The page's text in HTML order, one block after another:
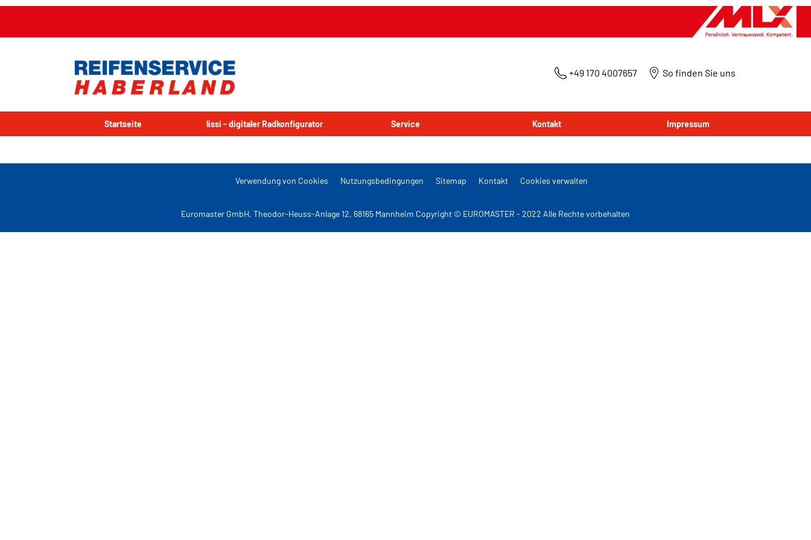
+49 170 4007657 So finden Sie uns
Startseite lissi - digitaler Radkonfigurator Service Kontakt Impressum
Verwendung von Cookies Nutzungsbedingungen Sitemap Kontakt Cookies verwalten
Euromaster GmbH, Theodor-Heuss-Anlage 12, 68165 Mannheim Copyright © EUROMASTER - 2022 Alle Rechte vorbehalten